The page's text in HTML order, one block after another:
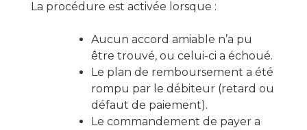
La procédure est activée lorsque :
Aucun accord amiable n’a pu
être trouvé, ou celui-ci a échoué.
Le plan de remboursement a été
rompu par le débiteur (retard ou
défaut de paiement).
Le commandement de payer a